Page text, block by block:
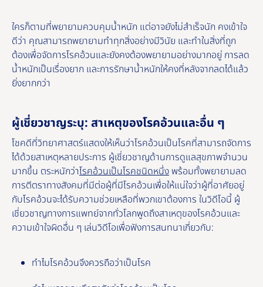
ใครก็ตามที่พยายามควบคุมน้ำหนัก แต่อาจยังไม่สำเร็จนัก คงเข้าใจ
ดีว่า คุณสามารถพยายามทําทุกสิ่งอย่างมีวินัย และทําในสิ่งที่ถูก
ต้องเพื่อจัดการโรคอ้วนและยังคงต้องพยายามอย่างมากอยู่ การลด
น้ำหนักเป็นเรื่องยาก และการรักษาน้ำหนักให้คงที่หลังจากลดได้แล้ว
ยิ่งยากกว่า
ผู้เชี่ยวชาญระบุ: สาเหตุของโรคอ้วนและอื่น ๆ
โชคดีที่วิทยาศาสตร์แสดงให้เห็นว่าโรคอ้วนเป็นโรคที่สามารถจัดการ
ได้ด้วยสาเหตุหลายประการ ผู้เชี่ยวชาญด้านการดูแลสุขภาพจำนวน
มากขึ้น ตระหนักว่าโรคอ้วนเป็นโรคชนิดหนึ่งพร้อมทั้งพยายามลด
การตีตราทางสังคมที่มีต่อผู้ที่มีโรคอ้วนเพื่อให้แน่ใจว่าผู้ที่อาศัยอยู่
กับโรคอ้วนจะได้รับความช่วยเหลือที่พวกเขาต้องการ ในวิดีโอนี้ ผู้
เชี่ยวชาญทางการแพทย์จากทั่วโลกพูดถึงสาเหตุของโรคอ้วนและ
ความเข้าใจผิดอื่น ๆ เล่นวิดีโอเพื่อฟังการสนทนาเกี่ยวกับ:
ทําไมโรคอ้วนจึงควรถือว่าเป็นโรค